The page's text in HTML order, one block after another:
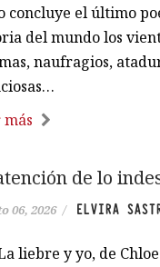
concluye el último
del mundo los
naufragios,
de lo
06, 2026 / ELVIRA
liebre y yo, de